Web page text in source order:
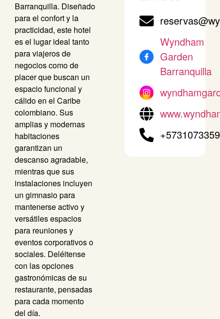
Barranquilla. Diseñado
para el confort y la
practicidad, este hotel
es el lugar ideal tanto
para viajeros de
negocios como de
placer que buscan un
espacio funcional y
cálido en el Caribe
colombiano. Sus
amplias y modernas
habitaciones
garantizan un
descanso agradable,
mientras que sus
instalaciones incluyen
un gimnasio para
mantenerse activo y
versátiles espacios
para reuniones y
eventos corporativos o
sociales. Deléitense
con las opciones
gastronómicas de su
restaurante, pensadas
para cada momento
del día.
Wyndham
Garden
Barranquilla